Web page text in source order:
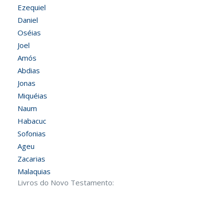
Ezequiel
Daniel
Oséias
Joel
Amós
Abdias
Jonas
Miquéias
Naum
Habacuc
Sofonias
Ageu
Zacarias
Malaquias
Livros do Novo Testamento: